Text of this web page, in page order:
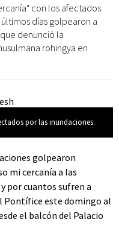
con los afectados
días golpearon a
denunció la
rohingya en
por las inundaciones.
golpearon
mi cercanía a las
por cuantos sufren a
Pontífice este domingo al
el balcón del Palacio